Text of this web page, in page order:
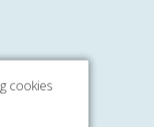
cookies